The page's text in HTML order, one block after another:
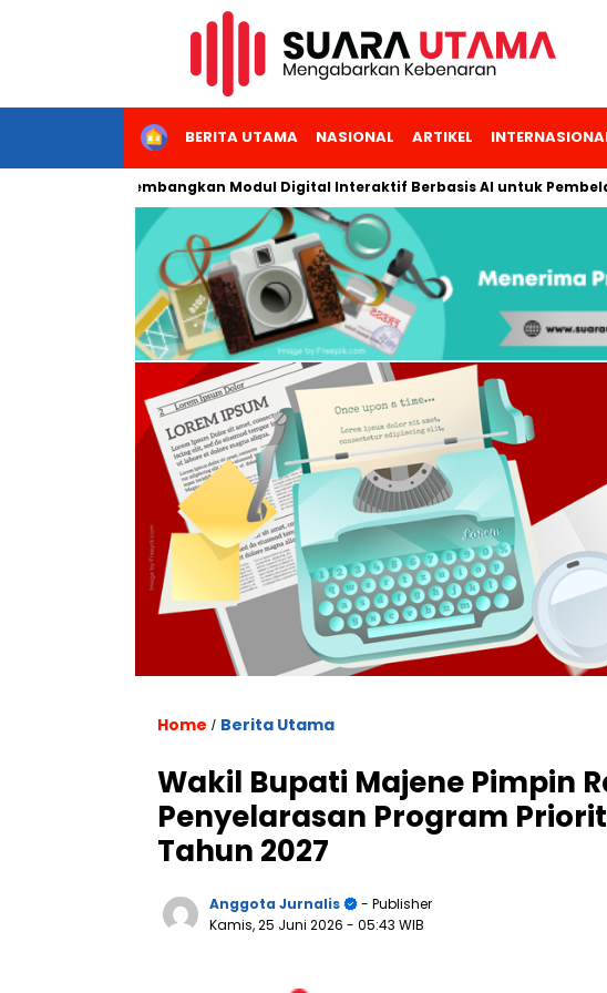
HOMEBERITA UTAMA NASIONAL ARTIKEL
Jakarta Kembangkan Modul Digital Interaktif Berbasis AI untuk Pembelajaran
Home / Berita Utama
Wakil Bupati Majene Pimpin
Penyelarasan Program
Tahun 2027
Anggota Jurnalis
- Publisher
Kamis, 25 Juni 2026 - 05:43 WIB